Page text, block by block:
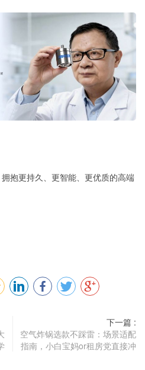
抱更持久、更智能、更优质的高端
下一篇 :
空气炸锅选款不踩雷：场景适配
指南，小白宝妈or租房党直接冲